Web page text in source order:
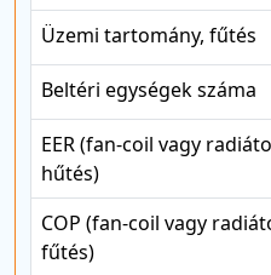
Üzemi tartomány, fűtés
Beltéri egységek száma
EER (fan-coil vagy
hűtés)
COP (fan-coil vagy
fűtés)